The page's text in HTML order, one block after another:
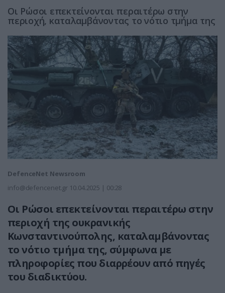
Οι Ρώσοι επεκτείνονται περαιτέρω στην
περιοχή, καταλαμβάνοντας το νότιο τμήμα της
DefenceNet Newsroom
info@defencenet.gr 10.04.2025 | 00:28
Οι Ρώσοι επεκτείνονται περαιτέρω στην
περιοχή της ουκρανικής
Κωνσταντινούπολης, καταλαμβάνοντας
το νότιο τμήμα της, σύμφωνα με
πληροφορίες που διαρρέουν από πηγές
του διαδικτύου.